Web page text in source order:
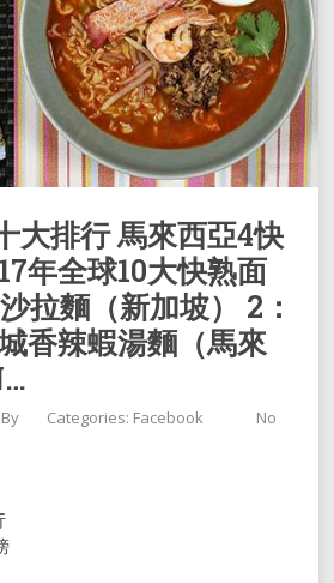
大排行 馬來西亞4快
年全球10大快熟面
拉麵（新加坡） 2：
香辣蝦湯麵（馬來
By Categories: Facebook
No